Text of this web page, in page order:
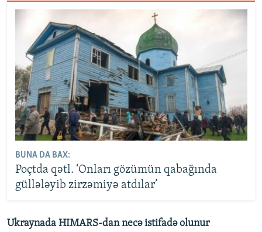
BUNA DA BAX:
Poçtda qətl. ‘Onları gözümün qabağında
güllələyib zirzəmiyə atdılar’
Ukraynada HIMARS-dan necə istifadə olunur